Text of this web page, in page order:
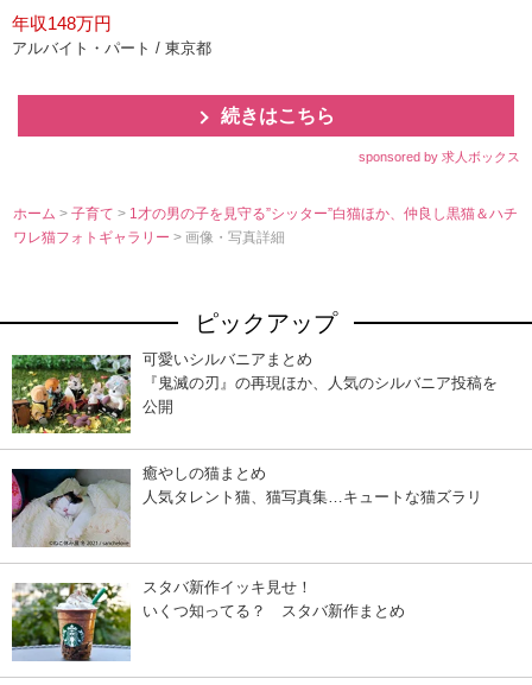
年収148万円
アルバイト・パート / 東京都
続きはこちら
sponsored by 求人ボックス
ホーム >子育て> 1才の男の子を見守る”シッター”白猫ほか、仲良し黒猫＆ハチ
ワレ猫フォトギャラリー> 画像・写真詳細
ピックアップ
可愛いシルバニアまとめ
『鬼滅の刃』の再現ほか、人気のシルバニア投稿を
公開
癒やしの猫まとめ
人気タレント猫、猫写真集…キュートな猫ズラリ
スタバ新作イッキ見せ！
いくつ知ってる？ スタバ新作まとめ